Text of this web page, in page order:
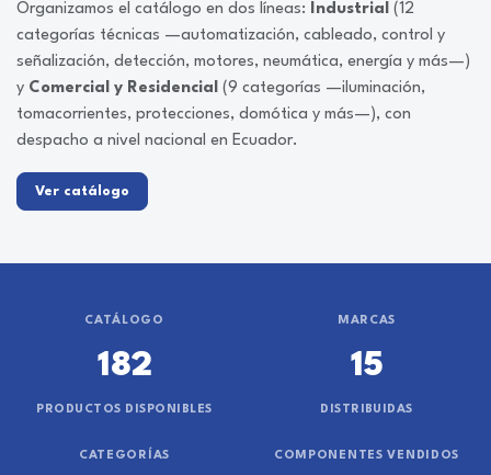
Organizamos el catálogo en dos líneas: Industrial (12
categorías técnicas —automatización, cableado, control y
señalización, detección, motores, neumática, energía y más—)
y Comercial y Residencial (9 categorías —iluminación,
tomacorrientes, protecciones, domótica y más—), con
despacho a nivel nacional en Ecuador.
Ver catálogo
CATÁLOGO
182
PRODUCTOS DISPONIBLES
MARCAS
15
DISTRIBUIDAS
CATEGORÍAS COMPONENTES VENDIDOS